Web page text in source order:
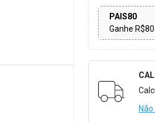
PAIS80
Ganhe